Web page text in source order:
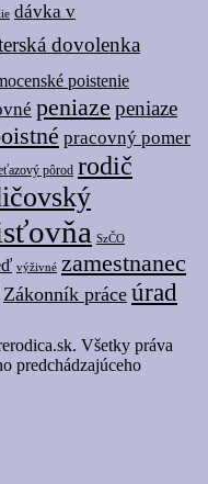
dávka v
dovolenka
poistenie
peniaze peniaze
pracovný pomer
pôrod rodič
SzČO
výživné zamestnanec
Zákonník práce úrad
Všetky práva
predchádzajúceho